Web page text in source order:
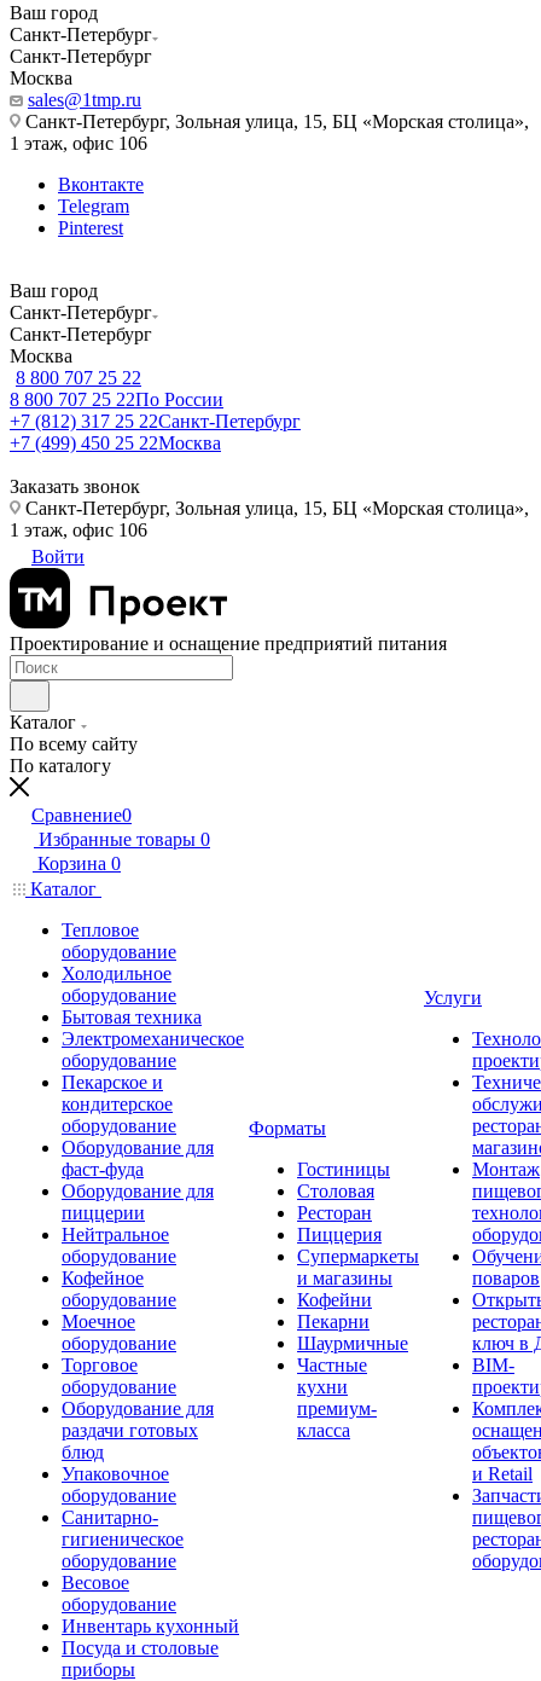
Ваш город
Санкт-Петербург
Санкт-Петербург
Москва
sales@1tmp.ru
Санкт-Петербург, Зольная улица, 15, БЦ «Морская столица»,
1 этаж, офис 106
Вконтакте
Telegram
Pinterest
Ваш город
Санкт-Петербург
Санкт-Петербург
Москва
8 800 707 25 22
8 800 707 25 22По России
+7 (812) 317 25 22Санкт-Петербург
+7 (499) 450 25 22Москва
Заказать звонок
Санкт-Петербург, Зольная улица, 15, БЦ «Морская столица»,
1 этаж, офис 106
Войти
Проектирование и оснащение предприятий питания
Каталог
По всему сайту
По каталогу
Сравнение0
Избранные товары 0
Корзина 0
Каталог
Тепловое
оборудование
Холодильное
оборудование
Бытовая техника
Электромеханическое
оборудование
Пекарское и
кондитерское
оборудование
Оборудование для
фаст-фуда
Оборудование для
пиццерии
Нейтральное
оборудование
Кофейное
оборудование
Моечное
оборудование
Торговое
оборудование
Оборудование для
раздачи готовых
блюд
Упаковочное
оборудование
Санитарно-
гигиеническое
оборудование
Весовое
оборудование
Инвентарь кухонный
Посуда и столовые
приборы
Форматы
Гостиницы
Столовая
Ресторан
Пиццерия
Супермаркеты
и магазины
Кофейни
Пекарни
Шаурмичные
Частные
кухни
премиум-
класса
Услуги
Монтаж
поваров
ключ в
BIM-
и Retail